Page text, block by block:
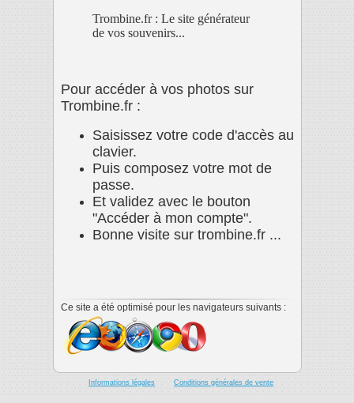
Trombine.fr : Le site générateur
de vos souvenirs...
Pour accéder à vos photos sur
Trombine.fr :
Saisissez votre code d'accès au
clavier.
Puis composez votre mot de
passe.
Et validez avec le bouton
"Accéder à mon compte".
Bonne visite sur trombine.fr ...
Ce site a été optimisé pour les navigateurs suivants :
Informations légales Conditions générales de vente